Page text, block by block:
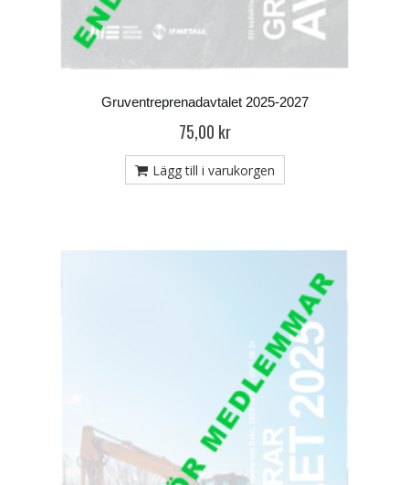
Gruventreprenadavtalet 2025-2027
75,00 kr
Lägg till i varukorgen